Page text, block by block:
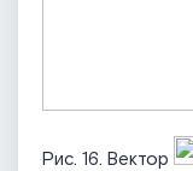
Рис. 16. Вектор